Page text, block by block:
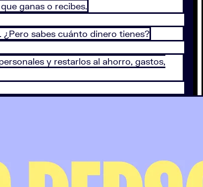
ganas o recibes.
sabes cuánto dinero tienes?
y restarlos al ahorro, gastos,